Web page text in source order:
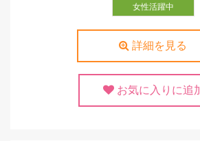
女性活躍中
詳細を見る
お気に入りに追